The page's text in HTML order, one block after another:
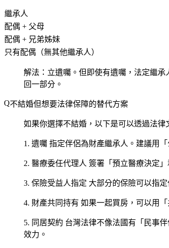
繼承人
配偶 + 父母
配偶 + 兄弟姊妹
只有配偶（無其他繼承人）
解法：立遺囑。但即使有遺囑，法定繼
回一部分。
不結婚但想要法律保障的替代方案
如果你選擇不結婚，以下是可以透過法律
1. 遺囑 指定伴侶為財產繼承人。建議用
2. 醫療委任代理人 簽署「預立醫療決定
3. 保險受益人指定 大部分的保險可以指
4. 財產共同持有 如果一起買房，可以用
5. 同居契約 台灣法律不像法國有「民事
效力。